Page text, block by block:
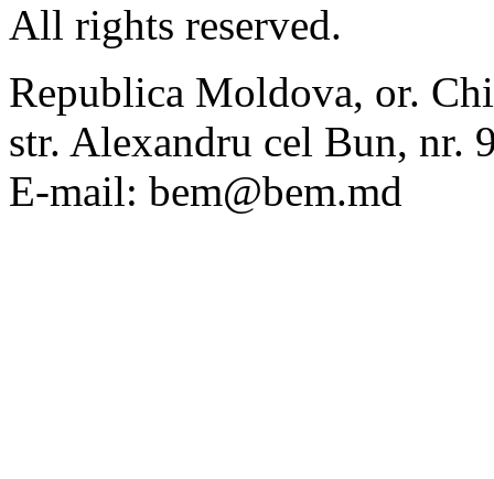
All rights reserved.
Republica Moldova, or.
str. Alexandru cel Bun, nr.
E-mail: bem@bem.md